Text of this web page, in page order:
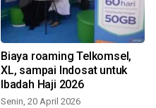
Biaya roaming Telkomsel,
XL, sampai Indosat untuk
Ibadah Haji 2026
Senin, 20 April 2026